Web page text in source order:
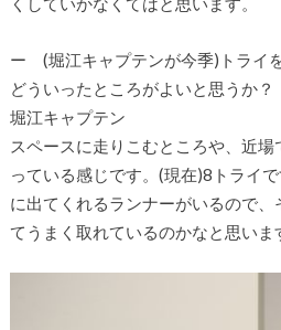
ー (堀江キャプテンが今季)トライ
どういったところがよいと思うか？
堀江キャプテン
スペースに走りこむところや、近
っている感じです。(現在)8トライ
に出てくれるランナーがいるので
てうまく取れているのかなと思いま